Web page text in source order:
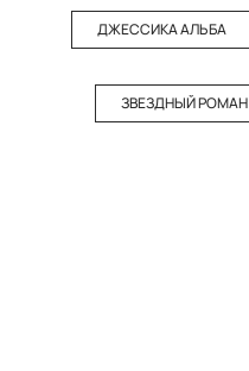
ДЖЕССИКА АЛЬБА
ЗВЕЗДНЫЙ РОМАН